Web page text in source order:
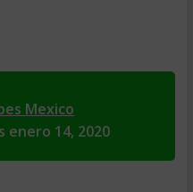
Mexico
enero 14, 2020